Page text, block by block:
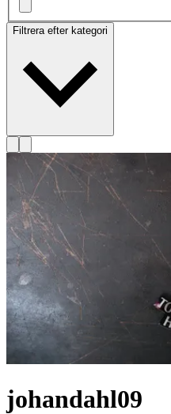
Filtrera efter kategori
johandahl09